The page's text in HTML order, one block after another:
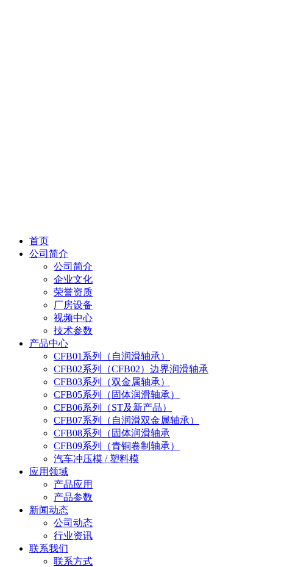
首页
公司简介
公司简介
企业文化
荣誉资质
厂房设备
视频中心
技术参数
产品中心
CFB01系列（自润滑轴承）
CFB02系列（CFB02）边界润滑轴承
CFB03系列（双金属轴承）
CFB05系列（固体润滑轴承）
CFB06系列（ST及新产品）
CFB07系列（自润滑双金属轴承）
CFB08系列（固体润滑轴承
CFB09系列（青铜卷制轴承）
汽车冲压模 / 塑料模
应用领域
产品应用
产品参数
新闻动态
公司动态
行业资讯
联系我们
联系方式